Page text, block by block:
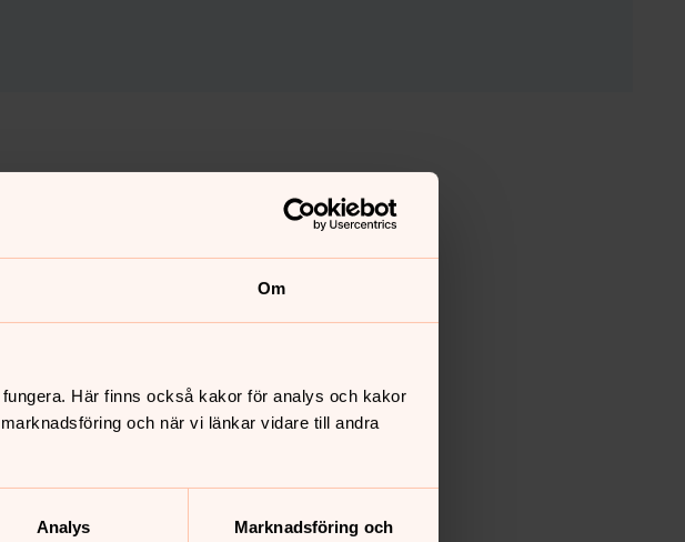
Om
Här finns också kakor för analys och kakor
och när vi länkar vidare till andra
Analys
Marknadsföring och